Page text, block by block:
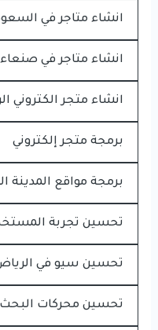
انشاء متاجر في
انشاء متاجر في صنعاء
انشاء متجر الكتروني
برمجة متجر إلكتروني
برمجة مواقع المدينة
تحسين تجربة
تحسين سيو في
تحسين محركات البحث